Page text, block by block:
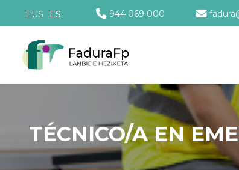
EUS ES 944 069 000
TÉCNICO/A EN